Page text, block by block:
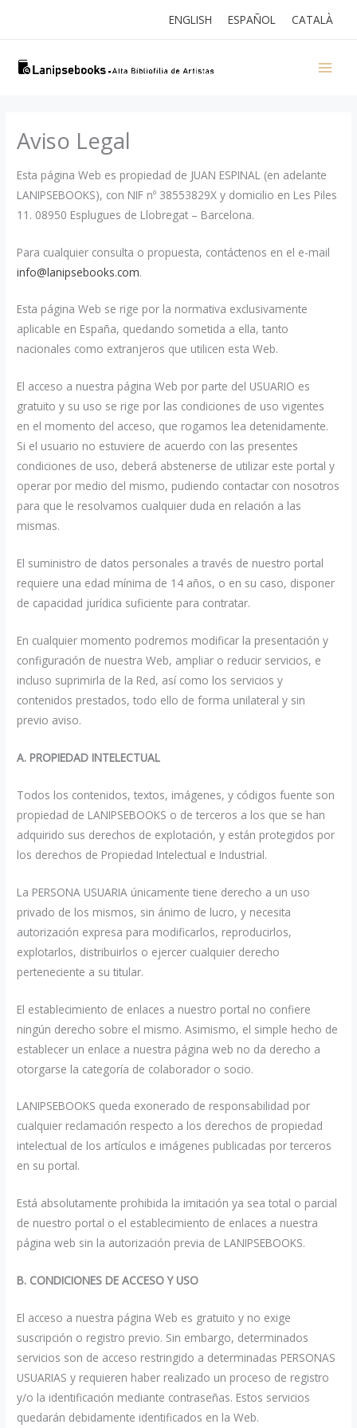
ENGLISH ESPAÑOL CATALÀ
Aviso Legal
Esta página Web es propiedad de JUAN ESPINAL (en adelante
LANIPSEBOOKS), con NIF nº 38553829X y domicilio en Les Piles
11. 08950 Esplugues de Llobregat – Barcelona.
Para cualquier consulta o propuesta, contáctenos en el e-mail
info@lanipsebooks.com.
Esta página Web se rige por la normativa exclusivamente
aplicable en España, quedando sometida a ella, tanto
nacionales como extranjeros que utilicen esta Web.
El acceso a nuestra página Web por parte del USUARIO es
gratuito y su uso se rige por las condiciones de uso vigentes
en el momento del acceso, que rogamos lea detenidamente.
Si el usuario no estuviere de acuerdo con las presentes
condiciones de uso, deberá abstenerse de utilizar este portal y
operar por medio del mismo, pudiendo contactar con nosotros
para que le resolvamos cualquier duda en relación a las
mismas.
El suministro de datos personales a través de nuestro portal
requiere una edad mínima de 14 años, o en su caso, disponer
de capacidad jurídica suficiente para contratar.
En cualquier momento podremos modificar la presentación y
configuración de nuestra Web, ampliar o reducir servicios, e
incluso suprimirla de la Red, así como los servicios y
contenidos prestados, todo ello de forma unilateral y sin
previo aviso.
A. PROPIEDAD INTELECTUAL
Todos los contenidos, textos, imágenes, y códigos fuente son
propiedad de LANIPSEBOOKS o de terceros a los que se han
adquirido sus derechos de explotación, y están protegidos por
los derechos de Propiedad Intelectual e Industrial.
La PERSONA USUARIA únicamente tiene derecho a un uso
privado de los mismos, sin ánimo de lucro, y necesita
autorización expresa para modificarlos, reproducirlos,
explotarlos, distribuirlos o ejercer cualquier derecho
perteneciente a su titular.
El establecimiento de enlaces a nuestro portal no confiere
ningún derecho sobre el mismo. Asimismo, el simple hecho de
establecer un enlace a nuestra página web no da derecho a
otorgarse la categoría de colaborador o socio.
LANIPSEBOOKS queda exonerado de responsabilidad por
cualquier reclamación respecto a los derechos de propiedad
intelectual de los artículos e imágenes publicadas por terceros
en su portal.
Está absolutamente prohibida la imitación ya sea total o parcial
de nuestro portal o el establecimiento de enlaces a nuestra
página web sin la autorización previa de LANIPSEBOOKS.
B. CONDICIONES DE ACCESO Y USO
El acceso a nuestra página Web es gratuito y no exige
suscripción o registro previo. Sin embargo, determinados
servicios son de acceso restringido a determinadas PERSONAS
USUARIAS y requieren haber realizado un proceso de registro
y/o la identificación mediante contraseñas. Estos servicios
quedarán debidamente identificados en la Web.